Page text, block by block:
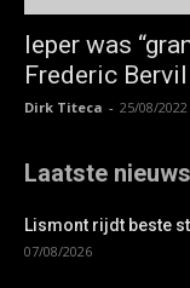
Ieper was
Frederic
Dirk Titeca - 25/08/2022
Laatste nieuws
Lismont rijdt beste
07/08/2026